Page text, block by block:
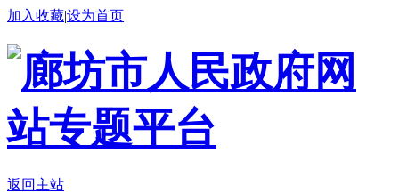
加入收藏|设为首页
返回主站